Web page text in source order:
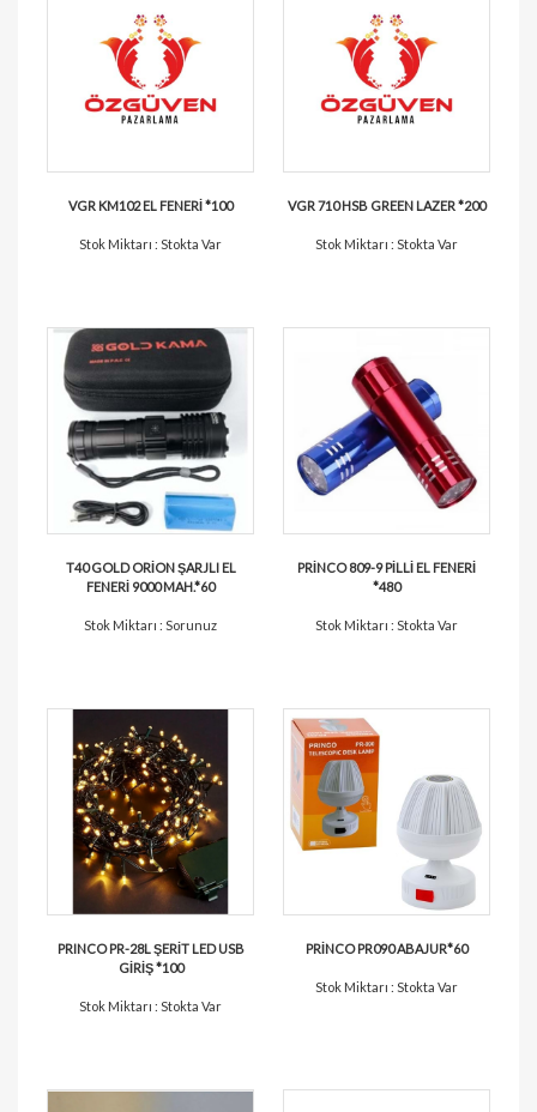
VGR KM102 EL FENERİ *100
Stok Miktarı : Stokta Var
VGR 710 HSB GREEN LAZER *200
Stok Miktarı : Stokta Var
T40 GOLD ORİON ŞARJLI EL
FENERİ 9000 MAH.*60
Stok Miktarı : Sorunuz
PRİNCO 809-9 PİLLİ EL FENERİ
*480
Stok Miktarı : Stokta Var
PRINCO PR-28L ŞERİT LED USB
GİRİŞ *100
Stok Miktarı : Stokta Var
PRİNCO PR090 ABAJUR*60
Stok Miktarı : Stokta Var